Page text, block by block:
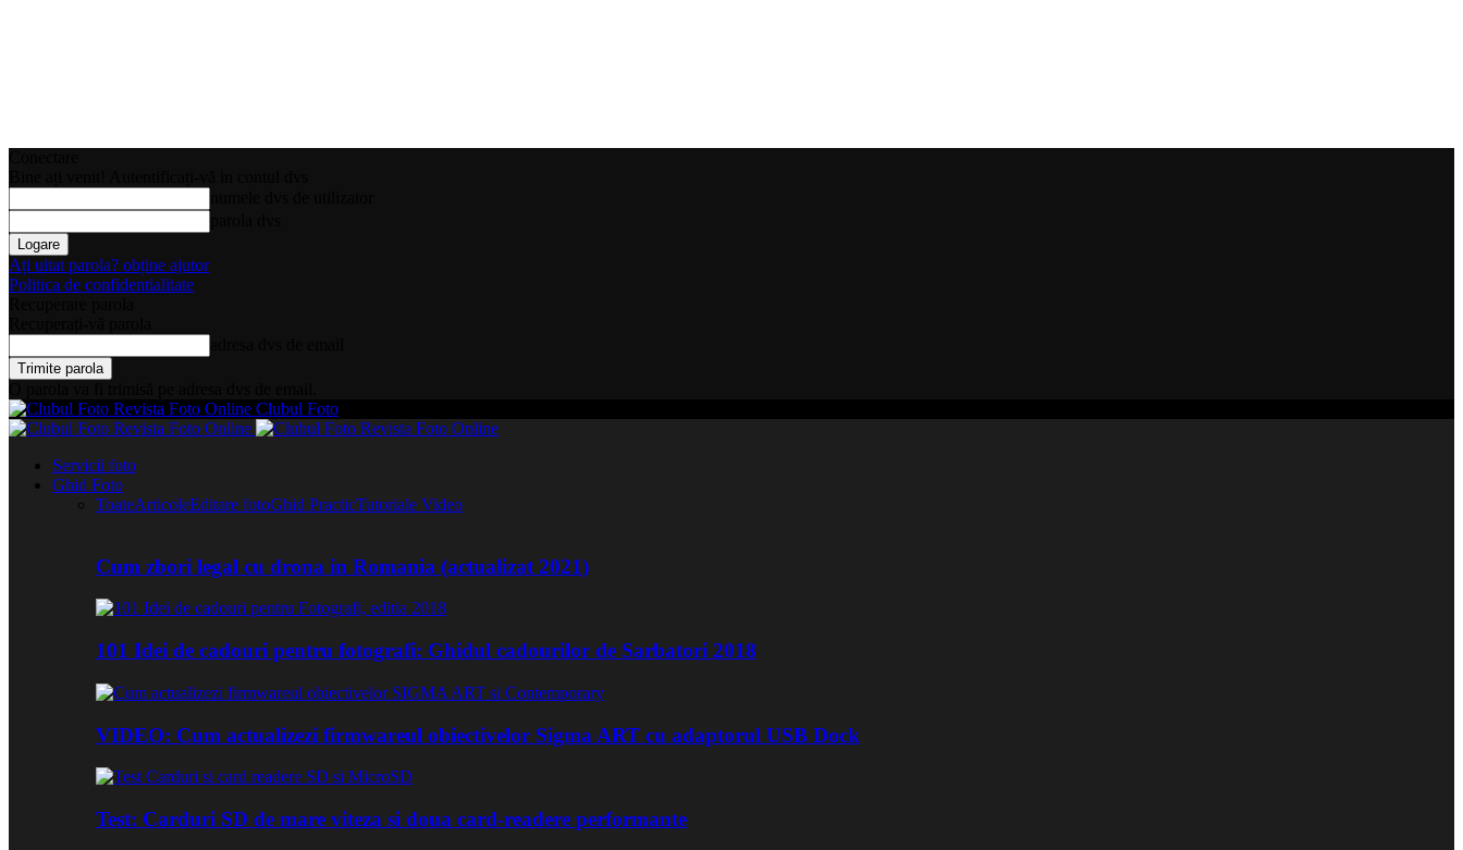
Ați uitat parola? obține ajutor
Politica de confidentialitate
Clubul Foto
Servicii foto
Ghid Foto
ToateArticoleEditare fotoGhid PracticTutoriale Video
Cum zbori legal cu drona in Romania (actualizat 2021)
101 Idei de cadouri pentru fotografi: Ghidul cadourilor de Sarbatori 2018
VIDEO: Cum actualizezi firmwareul obiectivelor Sigma ART cu adaptorul USB Dock
Test: Carduri SD de mare viteza si doua card-readere performante